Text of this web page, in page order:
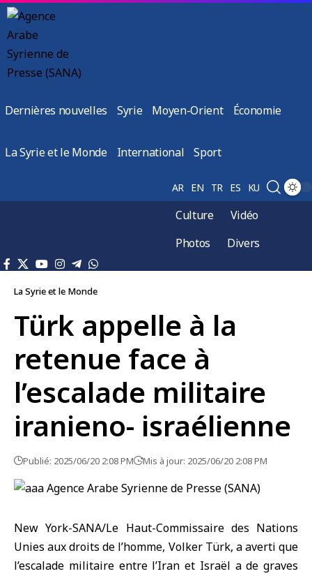
Dernières nouvelles Syrie Moyen-Orient Économie
La Syrie et le Monde International Sport
AR EN TR ES KU
Culture
Vidéo
Photos
Divers
La Syrie et le Monde
Türk appelle à la
retenue face à
l’escalade militaire
iranieno- israélienne
Publié: 2025/06/20 2:08 PM Mis à jour: 2025/06/20 2:08 PM
New York-SANA/Le Haut-Commissaire des Nations
Unies aux droits de l’homme, Volker Türk, a averti que
l’escalade militaire entre l’Iran et Israël a de graves